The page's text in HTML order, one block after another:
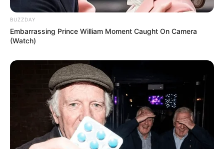
BUZZDAY
Embarrassing Prince William Moment Caught On Camera
(Watch)